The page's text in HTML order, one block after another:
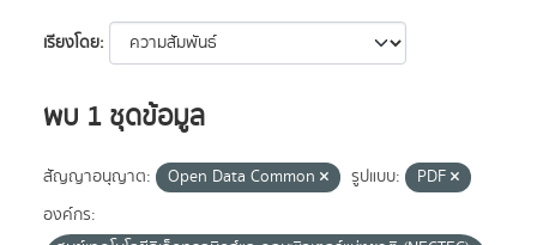
เรียงโดย
พบ 1 ชุดข้อมูล
สัญญาอนุญาต: Open Data Common รูปแบบ:
PDF
องค์กร: